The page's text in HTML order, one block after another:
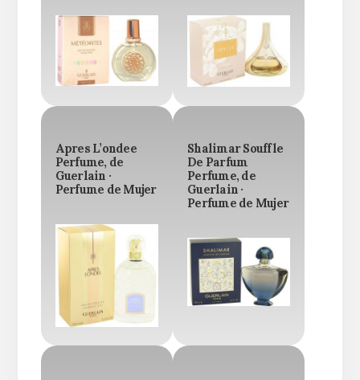
Apres L’ondee
Perfume, de
Guerlain ·
Perfume de Mujer
Shalimar Souffle
De Parfum
Perfume, de
Guerlain ·
Perfume de Mujer